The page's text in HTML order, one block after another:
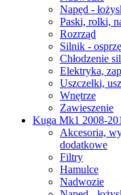
Napęd -
Paski, rolki,
Rozrząd
Silnik -
Chłodzenie
Elektryka,
Uszczelki,
Wnętrze
Zawieszenie
Kuga Mk1 2008-
Akcesoria,
dodatkowe
Filtry
Hamulce
Nadwozie